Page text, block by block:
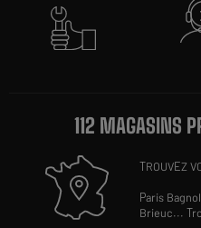
112 MAGASINS
TROUVEZ
Paris
Brieuc...